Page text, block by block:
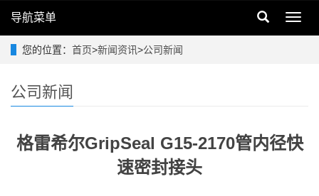
导航菜单
您的位置： 首页>新闻资讯>公司新闻
公司新闻
格雷希尔GripSeal G15-2170管内径快
速密封接头